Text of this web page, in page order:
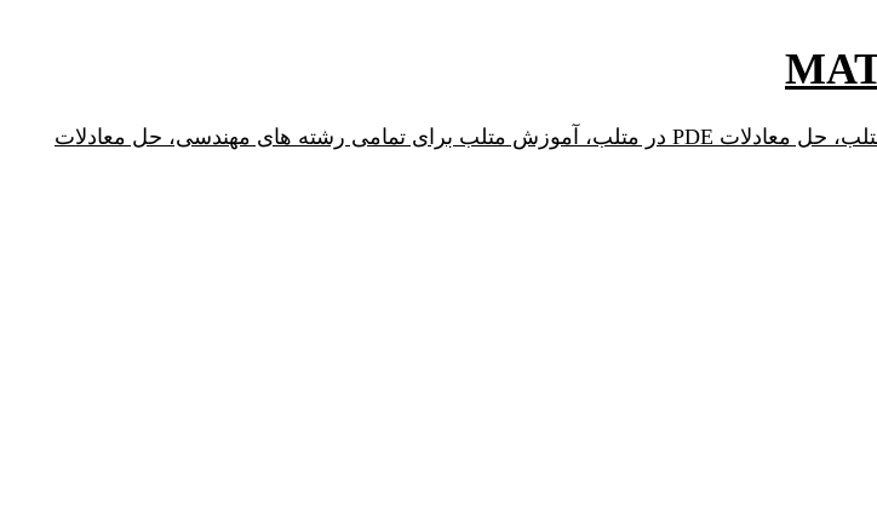
کاربرد متلب در محیط زیست، آموزش کدنویسی در متلب، حل معادلات سیالات در متلب، حل معادلات PDE در متلب، آموزش متلب برای تمامی رشته های مهندسی، حل معادلات